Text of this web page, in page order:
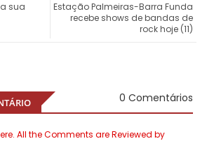
Estação Palmeiras-Barra Funda
recebe shows de bandas de
rock hoje (11)
sua
0 Comentários
All the Comments are Reviewed by